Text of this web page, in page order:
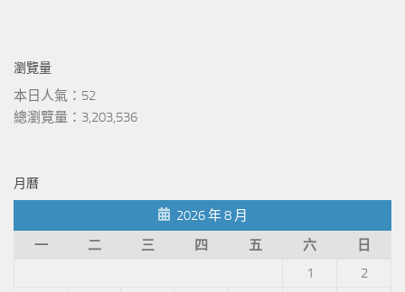
瀏覽量
本日人氣：52
總瀏覽量：3,203,536
月曆
2026 年 8 月
一
二 三 四 五 六
日
1
2